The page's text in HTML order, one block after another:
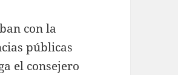
con la
públicas
el consejero